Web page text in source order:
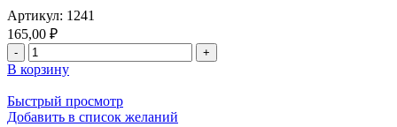
оптом,
Versus
eau
fraiche
12
мл.
Артикул: 1241
165,00 ₽
Количество
товара
миски-
духи
масляные
В корзину
Быстрый просмотр
Добавить в список желаний